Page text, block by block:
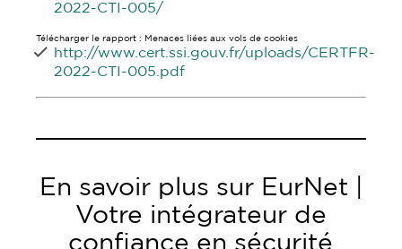
2022-CTI-005/
Télécharger le rapport : Menaces liées aux vols de cookies
http://www.cert.ssi.gouv.fr/uploads/CERTFR-
2022-CTI-005.pdf
En savoir plus sur EurNet |
Votre intégrateur de
confiance en sécurité